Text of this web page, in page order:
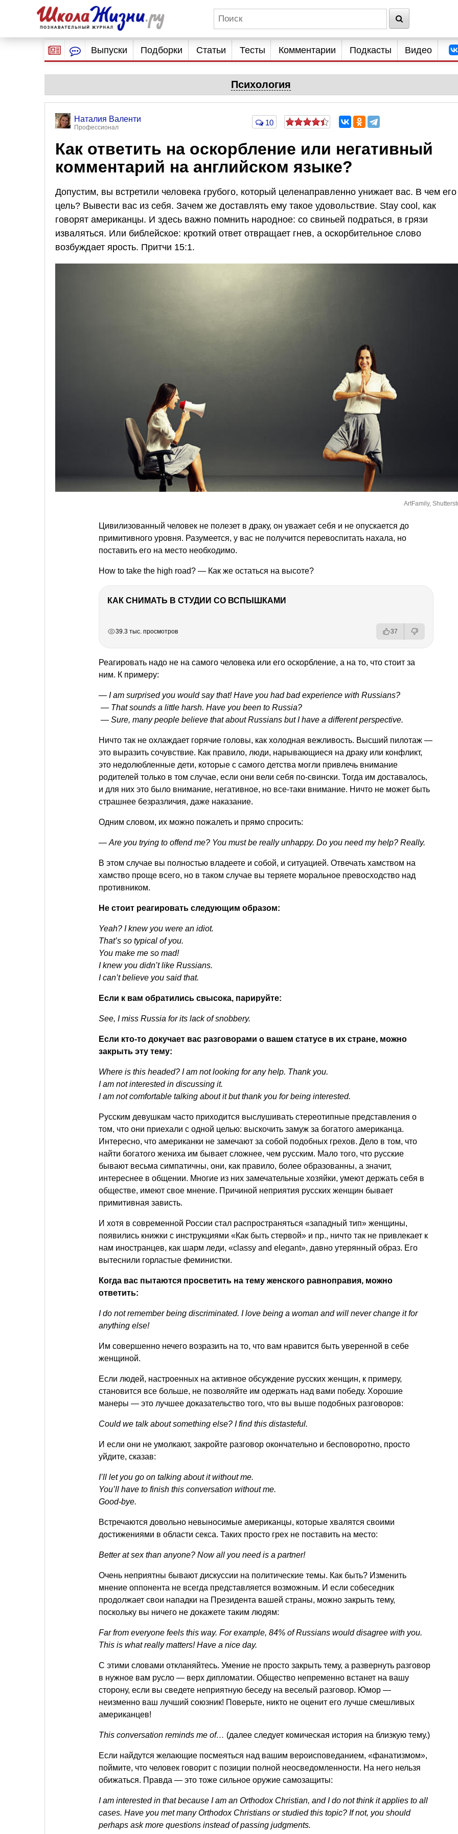
Выпуски Подборки Статьи Тесты Комментарии Подкасты Видео
Психология
Наталия Валенти
Профессионал
10
Как ответить на оскорбление или негативный
комментарий на английском языке?
Допустим, вы встретили человека грубого, который целенаправленно унижает вас. В чем его
цель? Вывести вас из себя. Зачем же доставлять ему такое удовольствие. Stay cool, как
говорят американцы. И здесь важно помнить народное: со свиньей подраться, в грязи
изваляться. Или библейское: кроткий ответ отвращает гнев, а оскорбительное слово
возбуждает ярость. Притчи 15:1.
ArtFamily,
Цивилизованный человек не полезет в драку, он уважает себя и не опускается до
примитивного уровня. Разумеется, у вас не получится перевоспитать нахала, но
поставить его на место необходимо.
How to take the high road? — Как же остаться на высоте?
КАК СНИМАТЬ В СТУДИИ СО ВСПЫШКАМИ
39.3 тыс. просмотров 37
Реагировать надо не на самого человека или его оскорбление, а на то, что стоит за
ним. К примеру:
— I am surprised you would say that! Have you had bad experience with Russians?
— That sounds a little harsh. Have you been to Russia?
— Sure, many people believe that about Russians but I have a different perspective.
Ничто так не охлаждает горячие головы, как холодная вежливость. Высший пилотаж —
это выразить сочувствие. Как правило, люди, нарывающиеся на драку или конфликт,
это недолюбленные дети, которые с самого детства могли привлечь внимание
родителей только в том случае, если они вели себя по-свински. Тогда им доставалось,
и для них это было внимание, негативное, но все-таки внимание. Ничто не может быть
страшнее безразличия, даже наказание.
Одним словом, их можно пожалеть и прямо спросить:
— Are you trying to offend me? You must be really unhappy. Do you need my help? Really.
В этом случае вы полностью владеете и собой, и ситуацией. Отвечать хамством на
хамство проще всего, но в таком случае вы теряете моральное превосходство над
противником.
Не стоит реагировать следующим образом:
Yeah? I knew you were an idiot.
That’s so typical of you.
You make me so mad!
I knew you didn’t like Russians.
I can’t believe you said that.
Если к вам обратились свысока, парируйте:
See, I miss Russia for its lack of snobbery.
Если кто-то докучает вас разговорами о вашем статусе в их стране, можно
закрыть эту тему:
Where is this headed? I am not looking for any help. Thank you.
I am not interested in discussing it.
I am not comfortable talking about it but thank you for being interested.
Русским девушкам часто приходится выслушивать стереотипные представления о
том, что они приехали с одной целью: выскочить замуж за богатого американца.
Интересно, что американки не замечают за собой подобных грехов. Дело в том, что
найти богатого жениха им бывает сложнее, чем русским. Мало того, что русские
бывают весьма симпатичны, они, как правило, более образованны, а значит,
интереснее в общении. Многие из них замечательные хозяйки, умеют держать себя в
обществе, имеют свое мнение. Причиной неприятия русских женщин бывает
примитивная зависть.
И хотя в современной России стал распространяться «западный тип» женщины,
появились книжки с инструкциями «Как быть стервой» и пр., ничто так не привлекает к
нам иностранцев, как шарм леди, «classy and elegant», давно утерянный образ. Его
вытеснили горластые феминистки.
Когда вас пытаются просветить на тему женского равноправия, можно
ответить:
I do not remember being discriminated. I love being a woman and will never change it for
anything else!
Им совершенно нечего возразить на то, что вам нравится быть уверенной в себе
женщиной.
Если людей, настроенных на активное обсуждение русских женщин, к примеру,
становится все больше, не позволяйте им одержать над вами победу. Хорошие
манеры — это лучшее доказательство того, что вы выше подобных разговоров:
Could we talk about something else? I find this distasteful.
И если они не умолкают, закройте разговор окончательно и бесповоротно, просто
уйдите, сказав:
I’ll let you go on talking about it without me.
You’ll have to finish this conversation without me.
Good-bye.
Встречаются довольно невыносимые американцы, которые хвалятся своими
достижениями в области секса. Таких просто грех не поставить на место:
Better at sex than anyone? Now all you need is a partner!
Очень неприятны бывают дискуссии на политические темы. Как быть? Изменить
мнение оппонента не всегда представляется возможным. И если собеседник
продолжает свои нападки на Президента вашей страны, можно закрыть тему,
поскольку вы ничего не докажете таким людям:
Far from everyone feels this way. For example, 84% of Russians would disagree with you.
This is what really matters! Have a nice day.
С этими словами откланяйтесь. Умение не просто закрыть тему, а развернуть разговор
в нужное вам русло — верх дипломатии. Общество непременно встанет на вашу
сторону, если вы сведете неприятную беседу на веселый разговор. Юмор —
неизменно ваш лучший союзник! Поверьте, никто не оценит его лучше смешливых
американцев!
This conversation reminds me of… (далее следует комическая история на близкую тему.)
Если найдутся желающие посмеяться над вашим вероисповеданием, «фанатизмом»,
поймите, что человек говорит с позиции полной неосведомленности. На него нельзя
обижаться. Правда — это тоже сильное оружие самозащиты:
I am interested in that because I am an Orthodox Christian, and I do not think it applies to all
cases. Have you met many Orthodox Christians or studied this topic? If not, you should
perhaps ask more questions instead of passing judgments.